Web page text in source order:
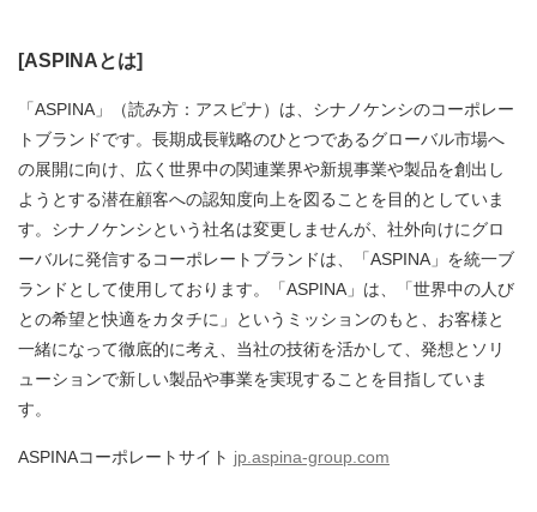
[ASPINAとは]
「ASPINA」（読み方：アスピナ）は、シナノケンシのコーポレー
トブランドです。長期成長戦略のひとつであるグローバル市場へ
の展開に向け、広く世界中の関連業界や新規事業や製品を創出し
ようとする潜在顧客への認知度向上を図ることを目的としていま
す。シナノケンシという社名は変更しませんが、社外向けにグロ
ーバルに発信するコーポレートブランドは、「ASPINA」を統一ブ
ランドとして使用しております。「ASPINA」は、「世界中の人び
との希望と快適をカタチに」というミッションのもと、お客様と
一緒になって徹底的に考え、当社の技術を活かして、発想とソリ
ューションで新しい製品や事業を実現することを目指していま
す。
ASPINAコーポレートサイト jp.aspina-group.com